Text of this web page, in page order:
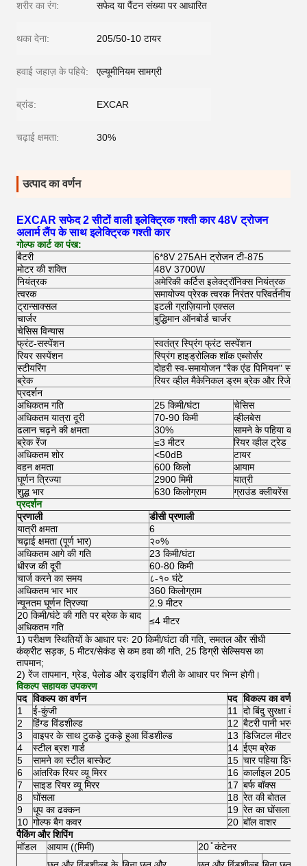
शरीर का रंग: सफेद या पैंटन संख्या पर आधारित
थका देना: 205/50-10 टायर
हवाई जहाज़ के पहिये: एल्यूमीनियम सामग्री
ब्रांड: EXCAR
चढ़ाई क्षमता: 30%
उत्पाद का वर्णन
EXCAR सफेद 2 सीटों वाली इलेक्ट्रिक गश्ती कार 48V ट्रोजन
अलार्म लैंप के साथ इलेक्ट्रिक गश्ती कार
गोल्फ कार्ट का पंख:
बैटरी
6*8V 275AH ट्रोजन टी-875
मोटर की शक्ति
48V 3700W
नियंत्रक
अमेरिकी कर्टिस इलेक्ट्रॉनिक्स नियंत्रक
त्वरक
समायोज्य प्रेरक त्वरक निरंतर परिवर्तनीय
ट्रान्साक्सल
इटली ग्राज़ियानो एक्सल
चार्जर
बुद्धिमान ऑनबोर्ड चार्जर
चेसिस विन्यास
फ्रंट-सस्पेंशन
स्वतंत्र स्प्रिंग फ्रंट सस्पेंशन
रियर सस्पेंशन
स्प्रिंग हाइड्रोलिक शॉक एब्सोर्सर
स्टीयरिंग
दोहरी स्व-समायोजन "रैक एंड पिनियन"
ब्रेक
रियर व्हील मैकेनिकल ड्रम ब्रेक और
प्रदर्शन
अधिकतम गति
25 किमी/घंटा
चेसिस
अधिकतम यात्रा दूरी
70-90 किमी
व्हीलबेस
ढलान चढ़ने की क्षमता
30%
सामने के पहिया का
ब्रेक रेंज
≤3 मीटर
रियर व्हील ट्रेड
अधिकतम शोर
<50dB
टायर
वहन क्षमता
600 किलो
आयाम
घूर्णन त्रिज्या
2900 मिमी
यात्री
शुद्ध भार
630 किलोग्राम
ग्राउंड क्लीयरेंस
प्रदर्शन
प्रणाली
डीसी प्रणाली
यात्री क्षमता
6
चढ़ाई क्षमता (पूर्ण भार)
२०%
अधिकतम आगे की गति
23 किमी/घंटा
धीरज की दूरी
60-80 किमी
चार्ज करने का समय
८-१० घंटे
अधिकतम भार भार
360 किलोग्राम
न्यूनतम घूर्णन त्रिज्या
2.9 मीटर
20 किमी/घंटे की गति पर ब्रेक के बाद
अधिकतम गति
≤4 मीटर
1) परीक्षण स्थितियों के आधार परः 20 किमी/घंटा की गति, समतल और सीधी
कंक्रीट सड़क, 5 मीटर/सेकंड से कम हवा की गति, 25 डिग्री सेल्सियस का
तापमान;
2) रेंज तापमान, ग्रेड, पेलोड और ड्राइविंग शैली के आधार पर भिन्न होगी।
विकल्प सहायक उपकरण
पद विकल्प का वर्णन पद विकल्प का वर्णन
1
ई-कुंजी 11
दो बिंदु सुरक्षा बेल्ट
2
हिंग्ड विंडशील्ड 12 बैटरी पानी भरने
3
वाइपर के साथ टुकड़े टुकड़े हुआ विंडशील्ड 13 डिजिटल मीटर
4
स्टील ब्रश गार्ड 14 ईएम ब्रेक
5
सामने का स्टील बास्केट 15 चार पहिया डिस्क
6
आंतरिक रियर व्यू मिरर 16 कार्लाइल 205/
7
साइड रियर व्यू मिरर 17 बर्फ बॉक्स
8
घोंसला 18 रेत की बोतल
9
धूप का ढक्कन 19 रेत का घोंसला
10 गोल्फ बैग कवर 20 बॉल वाशर
पैकिंग और शिपिंग
मॉडल
आयाम ((मिमी)
20 ̊ कंटेनर